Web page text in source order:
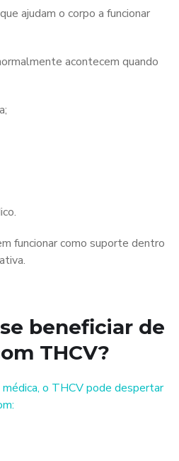
ajudam o corpo a funcionar
acontecem quando
funcionar como suporte dentro
beneficiar de
THCV?
o THCV pode despertar